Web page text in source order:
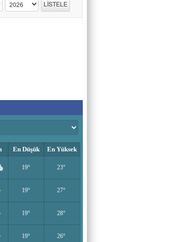
En Düşük En Yüksek
19° 23°
19° 27°
19° 28°
19° 26°